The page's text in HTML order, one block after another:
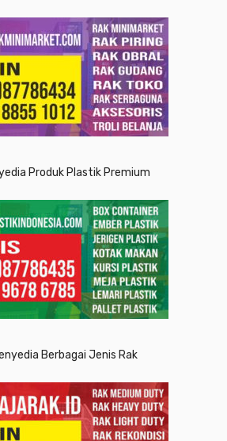
Produk Plastik Premium
Berbagai Jenis Rak